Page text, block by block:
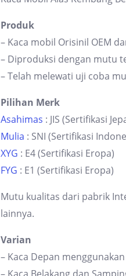
Produk
– Kaca mobil Orisinil OEM
– Diproduksi dengan mutu
– Telah melewati uji coba
Pilihan Merk
Asahimas : JIS (Sertifikasi
Mulia : SNI (Sertifikasi
XYG : E4 (Sertifikasi Eropa)
FYG : E1 (Sertifikasi Eropa)
Mutu kualitas dari pabrik
lainnya.
Varian
– Kaca Depan